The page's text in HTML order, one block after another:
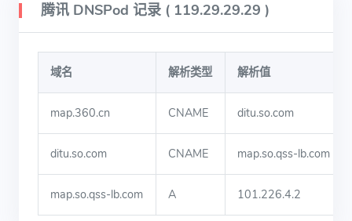
腾讯 DNSPod 记录 ( 119.29.29.29 )
域名 解析类型 解析值
map.360.cn CNAME ditu.so.com
ditu.so.com CNAME map.so.qss-lb.com
map.so.qss-lb.com A 101.226.4.2